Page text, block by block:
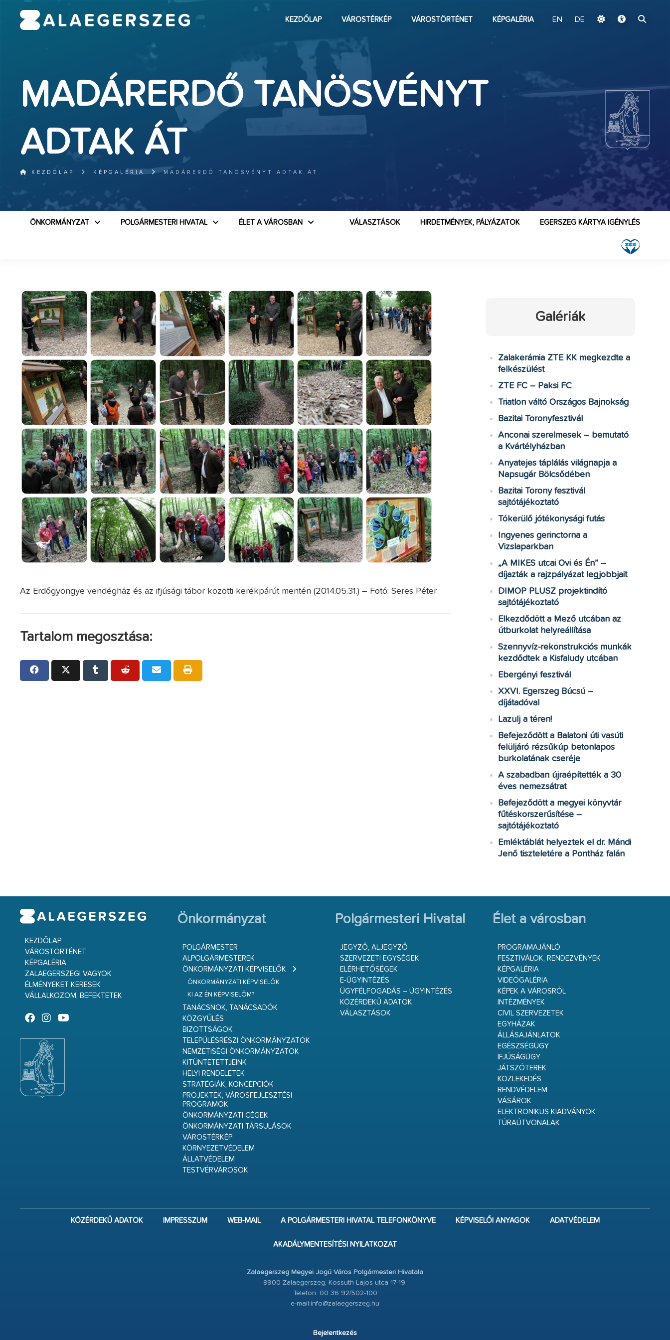
KEZDŐLAP VÁROSTÉRKÉP VÁROSTÖRTÉNET KÉPGALÉRIA EN DE
MADÁRERDŐ TANÖSVÉNYT
ADTAK ÁT
KEZDŐLAP KÉPGALÉRIA MADÁRERDŐ TANÖSVÉNYT ADTAK ÁT
ÖNKORMÁNYZAT POLGÁRMESTERI HIVATAL ÉLET A VÁROSBAN EGERSZEG KÁRTYA IGÉNYLÉS
HIRDETMÉNYEK, PÁLYÁZATOK
VÁLASZTÁSOK
Az Erdőgyöngye vendégház és az ifjúsági tábor közötti kerékpárút mentén (2014.05.31.) – Fotó: Seres Péter
Tartalom megosztása:
Galériák
Zalakerámia ZTE KK megkezdte a
felkészülést
ZTE FC – Paksi FC
Triatlon váltó Országos Bajnokság
Bazitai Toronyfesztivál
Anconai szerelmesek – bemutató
a Kvártélyházban
Anyatejes táplálás világnapja a
Napsugár Bölcsődében
Bazitai Torony fesztivál
sajtótájékoztató
Tókerülő jótékonysági futás
Ingyenes gerinctorna a
Vizslaparkban
„A MIKES utcai Ovi és Én” –
díjazták a rajzpályázat legjobbjait
DIMOP PLUSZ projektindító
sajtótájékoztató
Elkezdődött a Mező utcában az
útburkolat helyreállítása
Szennyvíz-rekonstrukciós munkák
kezdődtek a Kisfaludy utcában
Ebergényi fesztivál
XXVI. Egerszeg Búcsú –
díjátadóval
Lazulj a téren!
Befejeződött a Balatoni úti vasúti
felüljáró rézsűkúp betonlapos
burkolatának cseréje
A szabadban újraépítették a 30
éves nemezsátrat
Befejeződött a megyei könyvtár
fűtéskorszerűsítése –
sajtótájékoztató
Emléktáblát helyeztek el dr. Mándi
Jenő tiszteletére a Pontház falán
KEZDŐLAP
VÁROSTÖRTÉNET
KÉPGALÉRIA
ZALAEGERSZEGI VAGYOK
ÉLMÉNYEKET KERESEK
VÁLLALKOZOM, BEFEKTETEK
Önkormányzat
POLGÁRMESTER
ALPOLGÁRMESTEREK
ÖNKORMÁNYZATI KÉPVISELŐK
ÖNKORMÁNYZATI KÉPVISELŐK
KI AZ ÉN KÉPVISELŐM?
TANÁCSNOK, TANÁCSADÓK
KÖZGYŰLÉS
BIZOTTSÁGOK
TELEPÜLÉSRÉSZI ÖNKORMÁNYZATOK
NEMZETISÉGI ÖNKORMÁNYZATOK
KITÜNTETETTJEINK
HELYI RENDELETEK
STRATÉGIÁK, KONCEPCIÓK
PROJEKTEK, VÁROSFEJLESZTÉSI
PROGRAMOK
ÖNKORMÁNYZATI CÉGEK
ÖNKORMÁNYZATI TÁRSULÁSOK
VÁROSTÉRKÉP
KÖRNYEZETVÉDELEM
ÁLLATVÉDELEM
TESTVÉRVÁROSOK
Polgármesteri Hivatal
JEGYZŐ, ALJEGYZŐ
SZERVEZETI EGYSÉGEK
ELÉRHETŐSÉGEK
E-ÜGYINTÉZÉS
ÜGYFÉLFOGADÁS – ÜGYINTÉZÉS
KÖZÉRDEKŰ ADATOK
VÁLASZTÁSOK
Élet a városban
PROGRAMAJÁNLÓ
FESZTIVÁLOK, RENDEZVÉNYEK
KÉPGALÉRIA
VIDEÓGALÉRIA
KÉPEK A VÁROSRÓL
INTÉZMÉNYEK
CIVIL SZERVEZETEK
EGYHÁZAK
ÁLLÁSAJÁNLATOK
EGÉSZSÉGÜGY
IFJÚSÁGÜGY
JÁTSZÓTEREK
KÖZLEKEDÉS
RENDVÉDELEM
VÁSÁROK
ELEKTRONIKUS KIADVÁNYOK
TÚRAÚTVONALAK
KÖZÉRDEKŰ ADATOK IMPRESSZUM WEB-MAIL A POLGÁRMESTERI HIVATAL TELEFONKÖNYVE KÉPVISELŐI ANYAGOK ADATVÉDELEM
AKADÁLYMENTESÍTÉSI NYILATKOZAT
Zalaegerszeg Megyei Jogú Város Polgármesteri Hivatala
8900 Zalaegerszeg, Kossuth Lajos utca 17-19.
Telefon: 00 36 92/502-100
e-mail:info@zalaegerszeg.hu
Bejelentkezés